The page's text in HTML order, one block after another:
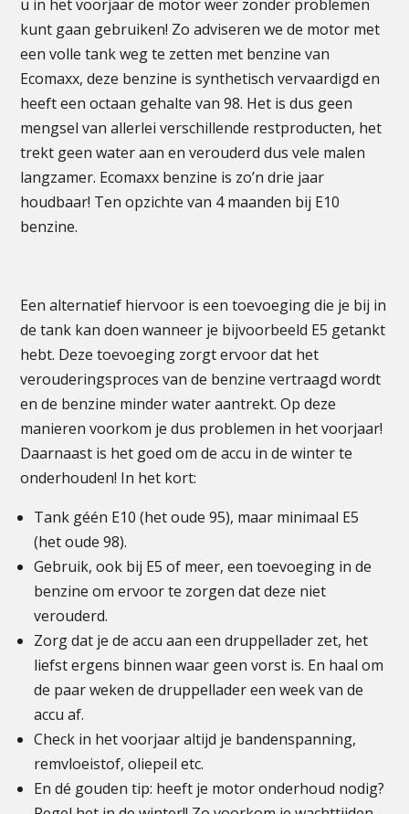
u in het voorjaar de motor weer zonder problemen
kunt gaan gebruiken! Zo adviseren we de motor met
een volle tank weg te zetten met benzine van
Ecomaxx, deze benzine is synthetisch vervaardigd en
heeft een octaan gehalte van 98. Het is dus geen
mengsel van allerlei verschillende restproducten, het
trekt geen water aan en verouderd dus vele malen
langzamer. Ecomaxx benzine is zo’n drie jaar
houdbaar! Ten opzichte van 4 maanden bij E10
benzine.
Een alternatief hiervoor is een toevoeging die je bij in
de tank kan doen wanneer je bijvoorbeeld E5 getankt
hebt. Deze toevoeging zorgt ervoor dat het
verouderingsproces van de benzine vertraagd wordt
en de benzine minder water aantrekt. Op deze
manieren voorkom je dus problemen in het voorjaar!
Daarnaast is het goed om de accu in de winter te
onderhouden! In het kort:
Tank géén E10 (het oude 95), maar minimaal E5
(het oude 98).
Gebruik, ook bij E5 of meer, een toevoeging in de
benzine om ervoor te zorgen dat deze niet
verouderd.
Zorg dat je de accu aan een druppellader zet, het
liefst ergens binnen waar geen vorst is. En haal om
de paar weken de druppellader een week van de
accu af.
Check in het voorjaar altijd je bandenspanning,
remvloeistof, oliepeil etc.
En dé gouden tip: heeft je motor onderhoud nodig?